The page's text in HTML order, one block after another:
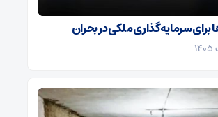
سرمایه‌گذاری ملکی در بحران